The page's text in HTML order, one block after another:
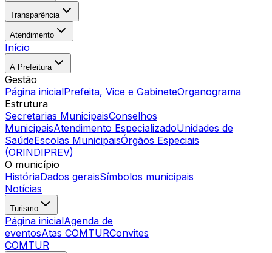
Transparência
Atendimento
Início
A Prefeitura
Gestão
Página inicialPrefeita, Vice e GabineteOrganograma
Estrutura
Secretarias MunicipaisConselhos
MunicipaisAtendimento EspecializadoUnidades de
SaúdeEscolas MunicipaisÓrgãos Especiais
(ORINDIPREV)
O município
HistóriaDados geraisSímbolos municipais
Notícias
Turismo
Página inicialAgenda de
eventosAtas COMTURConvites
COMTUR